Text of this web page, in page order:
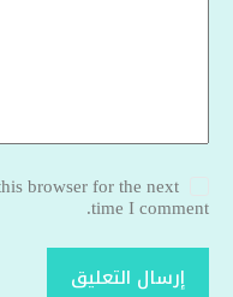
browser for the next
time I comment.
إرسال التعليق